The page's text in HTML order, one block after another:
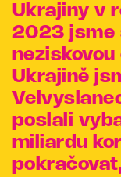
Ukrajiny v
2023 jsme
Ukrajině
poslali
miliardu